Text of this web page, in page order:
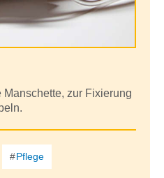
zur Fixierung
Pflege